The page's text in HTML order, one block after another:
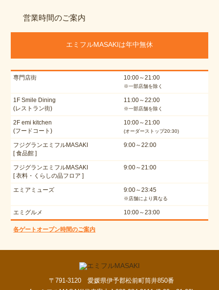
営業時間のご案内
エミフルMASAKIは年中無休
専門店街 10:00～21:00
※一部店舗を除く
1F Smile Dining
(レストラン街)
11:00～22:00
※一部店舗を除く
2F emi kitchen
(フードコート)
10:00～21:00
(オーダーストップ20:30)
フジグランエミフルMASAKI
[ 食品館 ]
9:00～22:00
フジグランエミフルMASAKI
[ 衣料・くらしの品フロア ]
9:00～21:00
エミアミューズ 9:00～23:45
※店舗により異なる
エミグルメ 10:00～23:00
各ゲートオープン時間のご案内
〒791-3120 愛媛県伊予郡松前町筒井850番